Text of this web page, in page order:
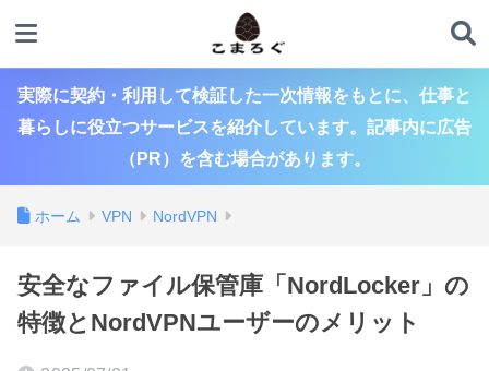
実際に契約・利用して検証した一次情報をもとに、仕事と
暮らしに役立つサービスを紹介しています。記事内に広告
（PR）を含む場合があります。
ホーム VPN NordVPN
安全なファイル保管庫「NordLocker」の
特徴とNordVPNユーザーのメリット